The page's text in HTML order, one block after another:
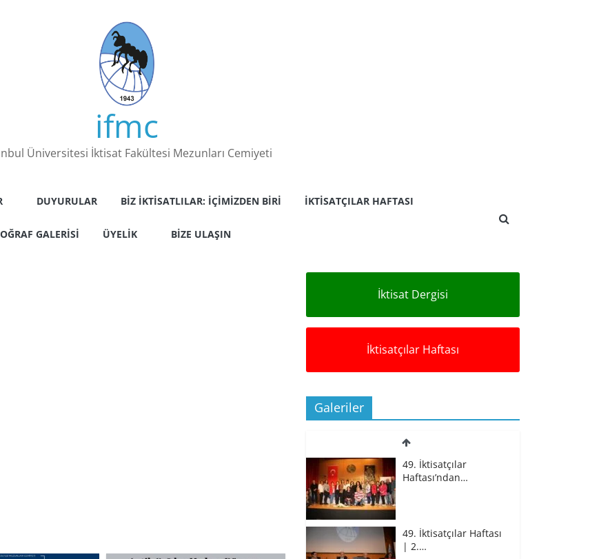
ifmc
Üniversitesi İktisat Fakültesi Mezunları Cemiyeti
DUYURULAR BIZ İKTISATLILAR: İÇIMIZDEN BIRI İKTISATÇILAR HAFTASI
GALERISI ÜYELIK BIZE ULAŞIN
İktisat Dergisi
İktisatçılar Haftası
Galeriler
49. İktisatçılar
Haftası’ndan…
49. İktisatçılar Haftası
| 2.…